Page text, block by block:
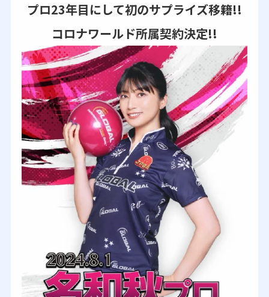
プロ23年目にして初のサプライズ移籍!!
コロナワールド所属契約決定!!